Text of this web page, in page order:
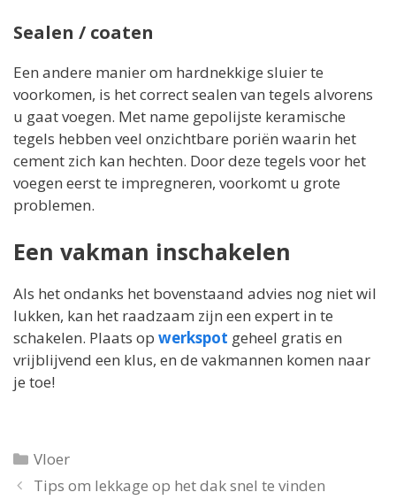
Sealen / coaten
Een andere manier om hardnekkige sluier te
voorkomen, is het correct sealen van tegels alvorens
u gaat voegen. Met name gepolijste keramische
tegels hebben veel onzichtbare poriën waarin het
cement zich kan hechten. Door deze tegels voor het
voegen eerst te impregneren, voorkomt u grote
problemen.
Een vakman inschakelen
Als het ondanks het bovenstaand advies nog niet wil
lukken, kan het raadzaam zijn een expert in te
schakelen. Plaats op werkspot geheel gratis en
vrijblijvend een klus, en de vakmannen komen naar
je toe!
Categorieën
Vloer
Tips om lekkage op het dak snel te vinden